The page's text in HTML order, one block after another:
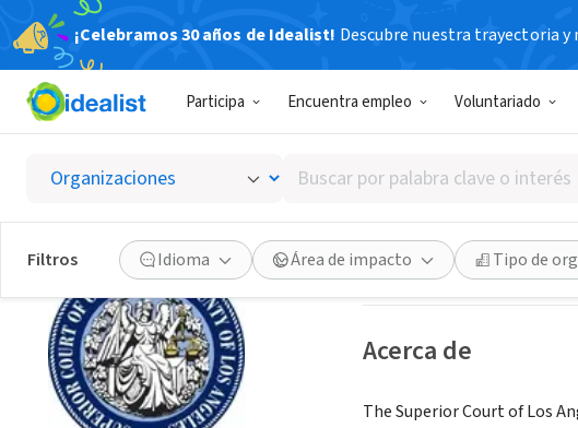
¡Celebramos 30 años de Idealist! Descubre nuestra trayectoria
Participa Encuentra empleo Voluntariado
Buscar
por
palabra
clave
o
interés
Filtros Idioma Área de impacto Tipo de
Superior
Los Angeles, CA|
Guardar
Acerca de
The Superior Court of Los